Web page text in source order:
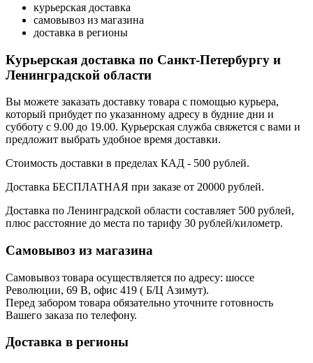
курьерская доставка
самовывоз из магазина
доставка в регионы
Курьерская доставка по Санкт-Петербургу и
Ленинградской области
Вы можете заказать доставку товара с помощью курьера,
который прибудет по указанному адресу в будние дни и
субботу с 9.00 до 19.00. Курьерская служба свяжется с вами и
предложит выбрать удобное время доставки.
Стоимость доставки в пределах КАД - 500 рублей.
Доставка БЕСПЛАТНАЯ при заказе от 20000 рублей.
Доставка по Ленинградской области составляет 500 рублей,
плюс расстояние до места по тарифу 30 рублей/километр.
Самовывоз из магазина
Самовывоз товара осуществляется по адресу: шоссе
Революции, 69 В, офис 419 ( Б/Ц Азимут).
Перед забором товара обязательно уточните готовность
Вашего заказа по телефону.
Доставка в регионы